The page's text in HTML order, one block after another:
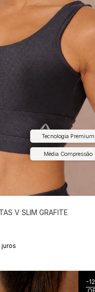
Média Compressão
Tecnologia Premium
V SLIM GRAFITE
-12